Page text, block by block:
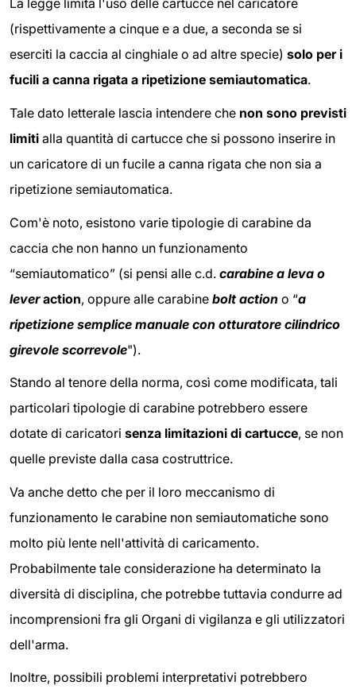
La legge limita l'uso delle cartucce nel caricatore
(rispettivamente a cinque e a due, a seconda se si
eserciti la caccia al cinghiale o ad altre specie) solo per i
fucili a canna rigata a ripetizione semiautomatica.
Tale dato letterale lascia intendere che non sono previsti
limiti alla quantità di cartucce che si possono inserire in
un caricatore di un fucile a canna rigata che non sia a
ripetizione semiautomatica.
Com'è noto, esistono varie tipologie di carabine da
caccia che non hanno un funzionamento
“semiautomatico” (si pensi alle c.d. carabine a leva o
leveraction, oppure alle carabine bolt action o “a
ripetizione semplice manuale con otturatore cilindrico
girevole scorrevole").
Stando al tenore della norma, così come modificata, tali
particolari tipologie di carabine potrebbero essere
dotate di caricatori senza limitazioni di cartucce, se non
quelle previste dalla casa costruttrice.
Va anche detto che per il loro meccanismo di
funzionamento le carabine non semiautomatiche sono
molto più lente nell'attività di caricamento.
Probabilmente tale considerazione ha determinato la
diversità di disciplina, che potrebbe tuttavia condurre ad
incomprensioni fra gli Organi di vigilanza e gli utilizzatori
dell'arma.
Inoltre, possibili problemi interpretativi potrebbero